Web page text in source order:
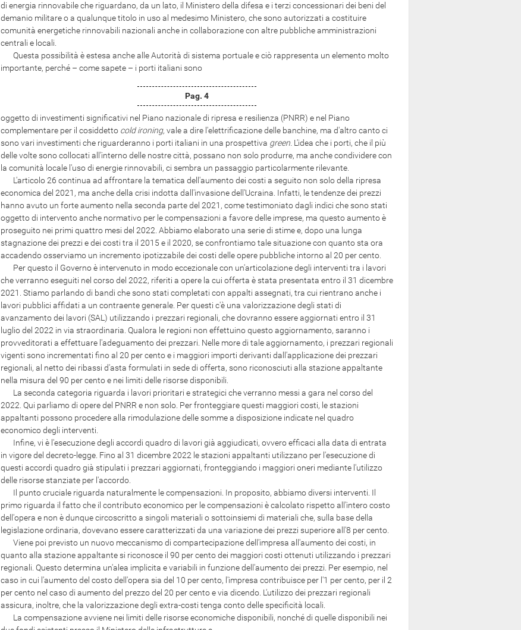
di energia rinnovabile che riguardano, da un lato, il Ministero della difesa e i terzi concessionari dei beni del
demanio militare o a qualunque titolo in uso al medesimo Ministero, che sono autorizzati a costituire
comunità energetiche rinnovabili nazionali anche in collaborazione con altre pubbliche amministrazioni
centrali e locali.
Questa possibilità è estesa anche alle Autorità di sistema portuale e ciò rappresenta un elemento molto
importante, perché – come sapete – i porti italiani sono
Pag. 4
oggetto di investimenti significativi nel Piano nazionale di ripresa e resilienza (PNRR) e nel Piano
complementare per il cosiddetto cold ironing, vale a dire l'elettrificazione delle banchine, ma d'altro canto ci
sono vari investimenti che riguarderanno i porti italiani in una prospettiva green. L'idea che i porti, che il più
delle volte sono collocati all'interno delle nostre città, possano non solo produrre, ma anche condividere con
la comunità locale l'uso di energie rinnovabili, ci sembra un passaggio particolarmente rilevante.
L'articolo 26 continua ad affrontare la tematica dell'aumento dei costi a seguito non solo della ripresa
economica del 2021, ma anche della crisi indotta dall'invasione dell'Ucraina. Infatti, le tendenze dei prezzi
hanno avuto un forte aumento nella seconda parte del 2021, come testimoniato dagli indici che sono stati
oggetto di intervento anche normativo per le compensazioni a favore delle imprese, ma questo aumento è
proseguito nei primi quattro mesi del 2022. Abbiamo elaborato una serie di stime e, dopo una lunga
stagnazione dei prezzi e dei costi tra il 2015 e il 2020, se confrontiamo tale situazione con quanto sta ora
accadendo osserviamo un incremento ipotizzabile dei costi delle opere pubbliche intorno al 20 per cento.
Per questo il Governo è intervenuto in modo eccezionale con un'articolazione degli interventi tra i lavori
che verranno eseguiti nel corso del 2022, riferiti a opere la cui offerta è stata presentata entro il 31 dicembre
2021. Stiamo parlando di bandi che sono stati completati con appalti assegnati, tra cui rientrano anche i
lavori pubblici affidati a un contraente generale. Per questi c'è una valorizzazione degli stati di
avanzamento dei lavori (SAL) utilizzando i prezzari regionali, che dovranno essere aggiornati entro il 31
luglio del 2022 in via straordinaria. Qualora le regioni non effettuino questo aggiornamento, saranno i
provveditorati a effettuare l'adeguamento dei prezzari. Nelle more di tale aggiornamento, i prezzari regionali
vigenti sono incrementati fino al 20 per cento e i maggiori importi derivanti dall'applicazione dei prezzari
regionali, al netto dei ribassi d'asta formulati in sede di offerta, sono riconosciuti alla stazione appaltante
nella misura del 90 per cento e nei limiti delle risorse disponibili.
La seconda categoria riguarda i lavori prioritari e strategici che verranno messi a gara nel corso del
2022. Qui parliamo di opere del PNRR e non solo. Per fronteggiare questi maggiori costi, le stazioni
appaltanti possono procedere alla rimodulazione delle somme a disposizione indicate nel quadro
economico degli interventi.
Infine, vi è l'esecuzione degli accordi quadro di lavori già aggiudicati, ovvero efficaci alla data di entrata
in vigore del decreto-legge. Fino al 31 dicembre 2022 le stazioni appaltanti utilizzano per l'esecuzione di
questi accordi quadro già stipulati i prezzari aggiornati, fronteggiando i maggiori oneri mediante l'utilizzo
delle risorse stanziate per l'accordo.
Il punto cruciale riguarda naturalmente le compensazioni. In proposito, abbiamo diversi interventi. Il
primo riguarda il fatto che il contributo economico per le compensazioni è calcolato rispetto all'intero costo
dell'opera e non è dunque circoscritto a singoli materiali o sottoinsiemi di materiali che, sulla base della
legislazione ordinaria, dovevano essere caratterizzati da una variazione dei prezzi superiore all'8 per cento.
Viene poi previsto un nuovo meccanismo di compartecipazione dell'impresa all'aumento dei costi, in
quanto alla stazione appaltante si riconosce il 90 per cento dei maggiori costi ottenuti utilizzando i prezzari
regionali. Questo determina un'alea implicita e variabili in funzione dell'aumento dei prezzi. Per esempio, nel
caso in cui l'aumento del costo dell'opera sia del 10 per cento, l'impresa contribuisce per l'1 per cento, per il 2
per cento nel caso di aumento del prezzo del 20 per cento e via dicendo. L'utilizzo dei prezzari regionali
assicura, inoltre, che la valorizzazione degli extra-costi tenga conto delle specificità locali.
La compensazione avviene nei limiti delle risorse economiche disponibili, nonché di quelle disponibili nei